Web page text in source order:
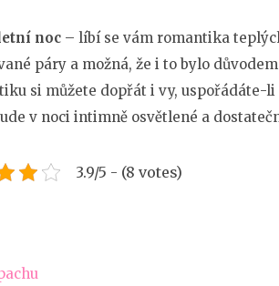
noc – líbí se vám romantika
páry a možná, že i to bylo
si můžete dopřát i vy, uspořádáte-
v noci intimně osvětlené a
3.9/5 - (8 votes)